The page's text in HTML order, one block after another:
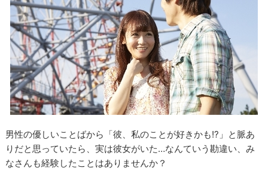
男性の優しいことばから「彼、私のことが好きかも!?」と脈あ
りだと思っていたら、実は彼女がいた…なんていう勘違い、み
なさんも経験したことはありませんか？